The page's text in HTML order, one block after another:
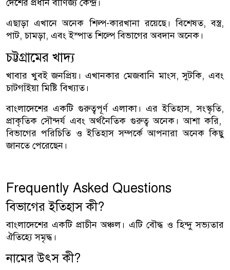
দেশের প্রধান বাণিজ্য কেন্দ্র।
এছাড়া এখানে অনেক শিল্প-কারখানা রয়েছে। বিশেষত, বস্ত্র,
পাট, চামড়া, এবং ইস্পাত শিল্পে বিভাগের অবদান অনেক।
চট্টগ্রামের খাদ্য
খাবার খুবই জনপ্রিয়। এখানকার মেজবানি মাংস, সুটকি, এবং
চাটগাঁইয়া মিষ্টি বিখ্যাত।
বাংলাদেশের একটি গুরুত্বপূর্ণ এলাকা। এর ইতিহাস, সংস্কৃতি,
প্রাকৃতিক সৌন্দর্য এবং অর্থনৈতিক গুরুত্ব অনেক। আশা করি,
বিভাগের পরিচিতি ও ইতিহাস সম্পর্কে আপনারা অনেক কিছু
জানতে পেরেছেন।
Frequently Asked Questions
বিভাগের ইতিহাস কী?
বাংলাদেশের একটি প্রাচীন অঞ্চল। এটি বৌদ্ধ ও হিন্দু সভ্যতার
ঐতিহ্যে সমৃদ্ধ।
নামের উৎস কী?